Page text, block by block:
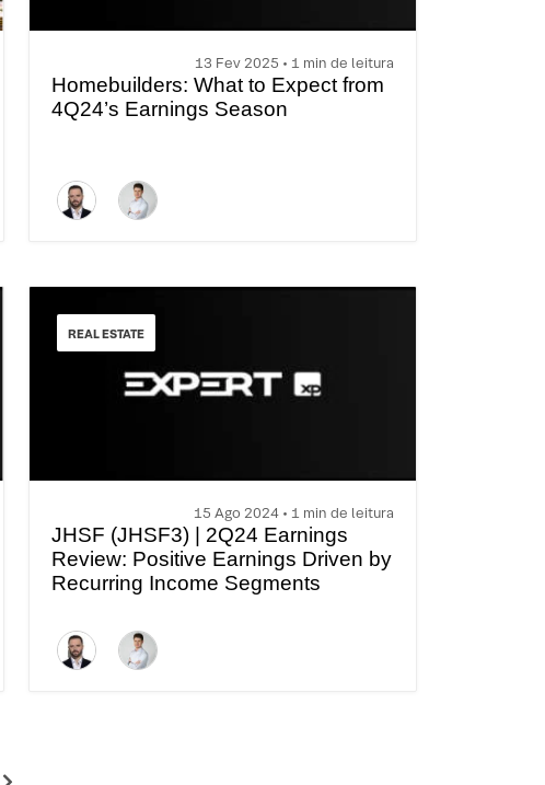
13 Fev 2025 • 1 min de leitura
Homebuilders: What to Expect from
4Q24’s Earnings Season
REAL ESTATE
15 Ago 2024 • 1 min de leitura
JHSF (JHSF3) | 2Q24 Earnings
Review: Positive Earnings Driven by
Recurring Income Segments